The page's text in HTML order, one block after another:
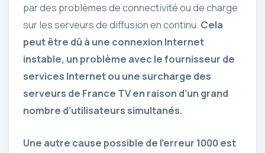
par des problèmes de connectivité ou de charge
sur les serveurs de diffusion en continu. Cela
peut être dû à une connexion Internet
instable, un problème avec le fournisseur de
services Internet ou une surcharge des
serveurs de France TV en raison d’un grand
nombre d’utilisateurs simultanés.
Une autre cause possible de l’erreur 1000 est